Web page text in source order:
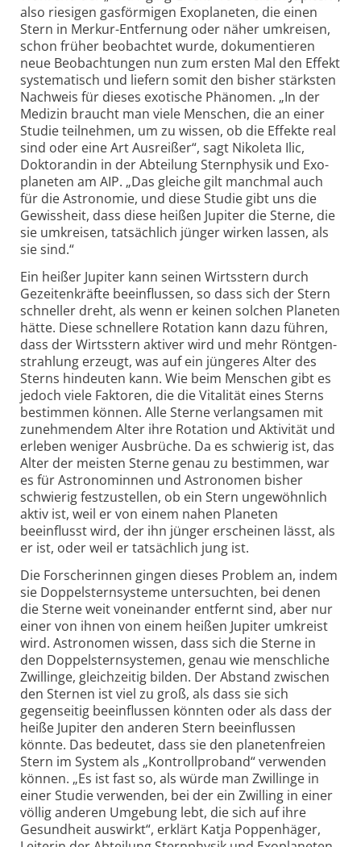
also riesigen gasförmigen Exo­planeten, die einen
Stern in Merkur-Entfernung oder näher umkreisen,
schon früher beobachtet wurde, dokumentieren
neue Beobach­tungen nun zum ersten Mal den Effekt
systematisch und liefern somit den bisher stärksten
Nachweis für dieses exotische Phänomen. „In der
Medizin braucht man viele Menschen, die an einer
Studie teilnehmen, um zu wissen, ob die Effekte real
sind oder eine Art Ausreißer“, sagt Nikoleta Ilic,
Doktorandin in der Abteilung Sternphysik und Exo­
planeten am AIP. „Das gleiche gilt manchmal auch
für die Astronomie, und diese Studie gibt uns die
Gewissheit, dass diese heißen Jupiter die Sterne, die
sie umkreisen, tatsächlich jünger wirken lassen, als
sie sind.“
Ein heißer Jupiter kann seinen Wirtsstern durch
Gezeiten­kräfte beein­flussen, so dass sich der Stern
schneller dreht, als wenn er keinen solchen Planeten
hätte. Diese schnellere Rotation kann dazu führen,
dass der Wirtsstern aktiver wird und mehr Röntgen­
strahlung erzeugt, was auf ein jüngeres Alter des
Sterns hindeuten kann. Wie beim Menschen gibt es
jedoch viele Faktoren, die die Vitalität eines Sterns
bestimmen können. Alle Sterne verlangsamen mit
zunehmendem Alter ihre Rotation und Aktivität und
erleben weniger Ausbrüche. Da es schwierig ist, das
Alter der meisten Sterne genau zu bestimmen, war
es für Astro­nominnen und Astronomen bisher
schwierig festzustellen, ob ein Stern unge­wöhnlich
aktiv ist, weil er von einem nahen Planeten
beeinflusst wird, der ihn jünger erscheinen lässt, als
er ist, oder weil er tatsächlich jung ist.
Die Forscherinnen gingen dieses Problem an, indem
sie Doppel­sternsysteme untersuchten, bei denen
die Sterne weit voneinander entfernt sind, aber nur
einer von ihnen von einem heißen Jupiter umkreist
wird. Astronomen wissen, dass sich die Sterne in
den Doppelstern­systemen, genau wie menschliche
Zwillinge, gleichzeitig bilden. Der Abstand zwischen
den Sternen ist viel zu groß, als dass sie sich
gegenseitig beein­flussen könnten oder als dass der
heiße Jupiter den anderen Stern beeinflussen
könnte. Das bedeutet, dass sie den planeten­freien
Stern im System als „Kontroll­proband“ verwenden
können. „Es ist fast so, als würde man Zwillinge in
einer Studie verwenden, bei der ein Zwilling in einer
völlig anderen Umgebung lebt, die sich auf ihre
Gesundheit auswirkt“, erklärt Katja Poppen­häger,